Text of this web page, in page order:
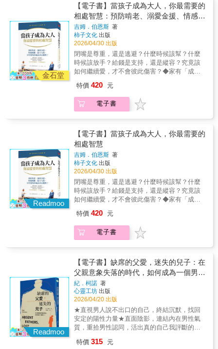
金石堂
【電子書】當孩子成為大人，你最需要的
相處智慧：預防啃老、溺愛金援、情感疏
離、鑄下大錯，父母愛的界線該畫在哪
裡？
吉姆．伯恩斯 著
柿子文化 出版
2026/04/30 出版
閉嘴是尊重，還是逃避？什麼時候該幫？什麼
時候該放手？給錢是支持，還是縱容？究竟該
如何繼續愛，才不會彼此傷害？◆家有「成年
遠、如果開口建議孩子就嫌管太多、如果你已
經搞不清楚自己的父母角色是什麼、甚至每天
都在問：「我的孩子到底怎麼了？」……改善
離婚搬回家五年，生活起居父母全包辦。」
「女大生宣布要嫁比父母大20歲男友，家裡掀
風波……」「軟體工程師涉嫌詐欺案，父母凌
晨站警局門口鞠躬致歉。」「成年兒子靠父母
養20年，父母不再掏錢，卻反被指責：既然有
能力，為什麼不幫？」這些不是極端案例，而
是愈來愈常出現在社會新聞裡、也悄悄發生在
無數家庭中的日常。當孩子成為大人，你還在
指點他的人生嗎？也許是一通臨時打來、開口
就要錢的電話；也許是早已搬空的房間，又被
至擔憂的婚姻、職涯或人生選擇面前，你一句
話都還沒說，就先被貼上「管太多」、「不尊
重」的標籤。當長大成人的孩子與父母的價值
沉默，又擔心孩子承擔不起後果……究竟該如
何繼續愛，才不會彼此傷害？人們花在做成年
子女之父母的時間，遠超過孩童或青少年階
段，但與早期教養相關的豐富文獻相比，關於
「如何與成年子女相處」的指引寥寥無幾。家
庭關係專家吉姆．伯恩斯博士擁有多年父母與
成年子女的輔導經驗，他聚焦孩子成年後「父
母身分必須轉變」的關鍵階段，教你在這段最
候該閉上那張「指導人生的嘴」？◆什麼時候
特價 420 元
電子書
Readmoo
【電子書】當孩子成為大人，你最需要的
相處智慧
吉姆．伯恩斯 著
柿子文化 出版
2026/04/30 出版
閉嘴是尊重，還是逃避？什麼時候該幫？什麼
時候該放手？給錢是支持，還是縱容？究竟該
如何繼續愛，才不會彼此傷害？◆家有「成年
遠、如果開口建議孩子就嫌管太多、如果你已
經搞不清楚自己的父母角色是什麼、甚至每天
都在問：「我的孩子到底怎麼了？」……改善
離婚搬回家五年，生活起居父母全包辦。」
「女大生宣布要嫁比父母大20歲男友，家裡掀
風波……」「軟體工程師涉嫌詐欺案，父母凌
晨站警局門口鞠躬致歉。」「成年兒子靠父母
養20年，父母不再掏錢，卻反被指責：既然有
能力，為什麼不幫？」這些不是極端案例，而
是愈來愈常出現在社會新聞裡、也悄悄發生在
無數家庭中的日常。當孩子成為大人，你還在
指點他的人生嗎？也許是一通臨時打來、開口
就要錢的電話；也許是早已搬空的房間，又被
特價 420 元
電子書
Readmoo
【電子書】缺席的父愛，迷失的兒子：在
父親意象失落的時代，如何成為一個男
人？
紀．柯諾 著
心靈工坊 出版
2026/04/20 出版
★直視男人說不出口的自己，終結沉默，找回
安定的陽性力量★直面陰影，連結內在男性氣
質，重拾男性認同，活出真的自己我評斷的不
兒子的角色就是要終結這沉默。 ──紀．柯諾沉
特價 315 元